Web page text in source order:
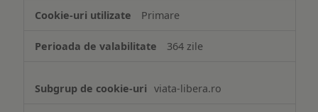
necesare
Primare
364 zile
viata-libera.ro